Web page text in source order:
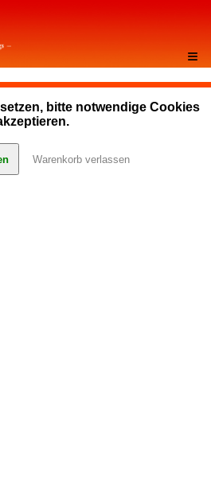
≡
bitte notwendige Cookies
Warenkorb verlassen